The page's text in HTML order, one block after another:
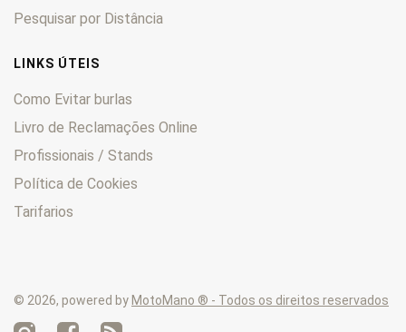
Monster 0
S 0
Sport 0
SS 0
ST 0
Streetfighter
Pesquisar por Distância
LINKS ÚTEIS
Como Evitar burlas
Livro de Reclamações Online
Profissionais / Stands
Política de Cookies
Tarifarios
© 2026, powered by MotoMano ® - Todos os direitos reservados